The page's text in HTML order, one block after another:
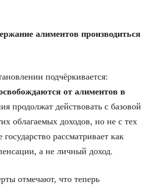
алиментов производиться
подчёркивается:
от алиментов в
продолжат действовать с базовой
облагаемых доходов, но не с тех
рассматривает как
а не личный доход.
отмечают, что теперь